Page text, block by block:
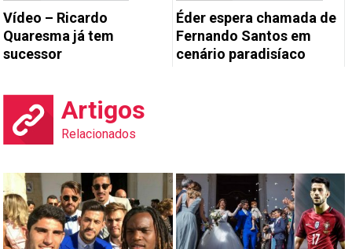
Vídeo – Ricardo
Quaresma já tem
sucessor
Éder espera chamada de
Fernando Santos em
cenário paradisíaco
Artigos
Relacionados